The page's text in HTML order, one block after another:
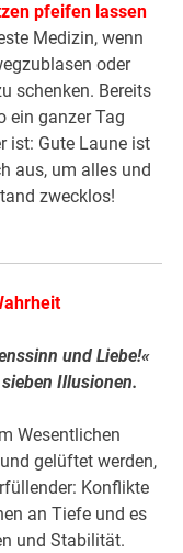
pfeifen lassen
Medizin, wenn
oder
schenken. Bereits
ein ganzer Tag
ist: Gute Laune ist
aus, um alles und
zwecklos!
und Liebe!«
Illusionen.
Wesentlichen
gelüftet werden,
Konflikte
an Tiefe und es
und Stabilität.